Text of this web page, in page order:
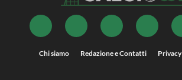
Chi siamo Redazione e Contatti Privacy